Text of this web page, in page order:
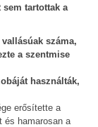
tartottak a
száma,
a szentmise
használták,
erősítette a
és hamarosan a